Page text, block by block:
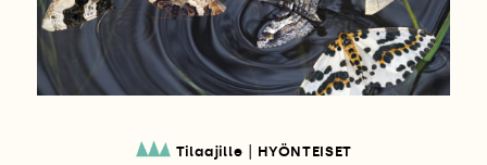
Tilaajille HYÖNTEISET